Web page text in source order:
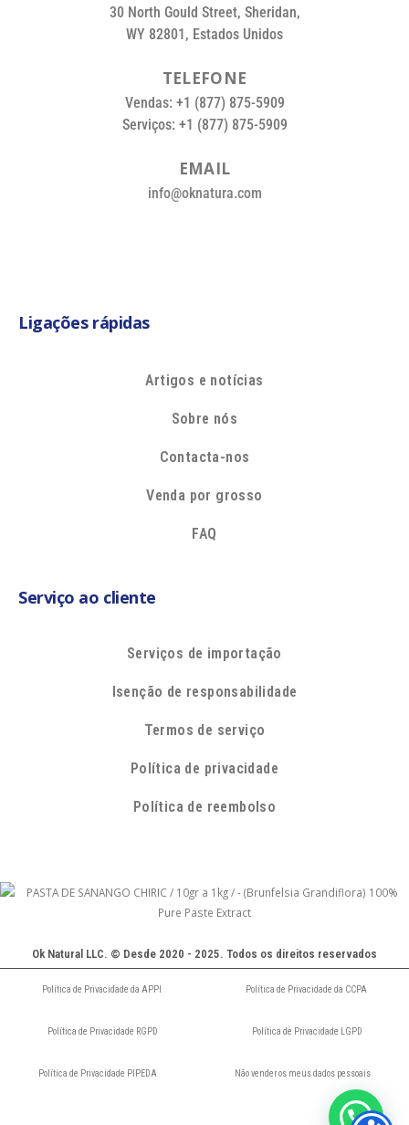
30 North Gould Street, Sheridan,
WY 82801, Estados Unidos
TELEFONE
Vendas: +1 (877) 875-5909
Serviços: +1 (877) 875-5909
EMAIL
info@oknatura.com
Ligações rápidas
Artigos e notícias
Sobre nós
Contacta-nos
Venda por grosso
FAQ
Serviço ao cliente
Serviços de importação
Isenção de responsabilidade
Termos de serviço
Política de privacidade
Política de reembolso
Ok Natural LLC. © Desde 2020 - 2025. Todos os direitos reservados
Política de Privacidade da APPI Política de Privacidade da CCPA
Política de Privacidade RGPD Política de Privacidade LGPD
Política de Privacidade PIPEDA Não vender os meus dados pessoais